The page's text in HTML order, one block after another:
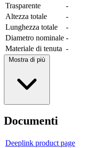
Trasparente
-
Altezza totale
-
Lunghezza totale
-
Diametro nominale -
Materiale di tenuta -
Mostra di più
Documenti
Deeplink product page